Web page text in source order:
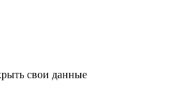
свои данные